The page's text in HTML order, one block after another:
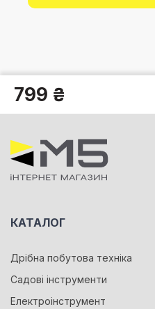
799 ₴
КАТАЛОГ
Дрібна побутова техніка
Садові інструменти
Електроінструмент